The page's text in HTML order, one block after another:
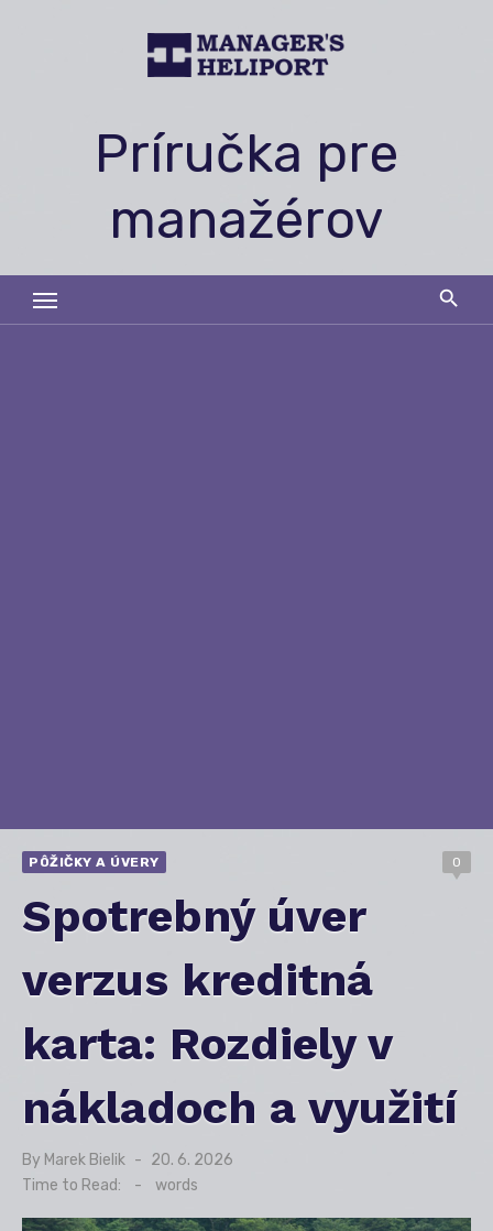
Príručka pre
manažérov
PÔŽIČKY A ÚVERY 0
Spotrebný úver
verzus kreditná
karta: Rozdiely v
nákladoch a využití
By Marek Bielik
Posted
on
20. 6. 2026
Time to Read:
- words